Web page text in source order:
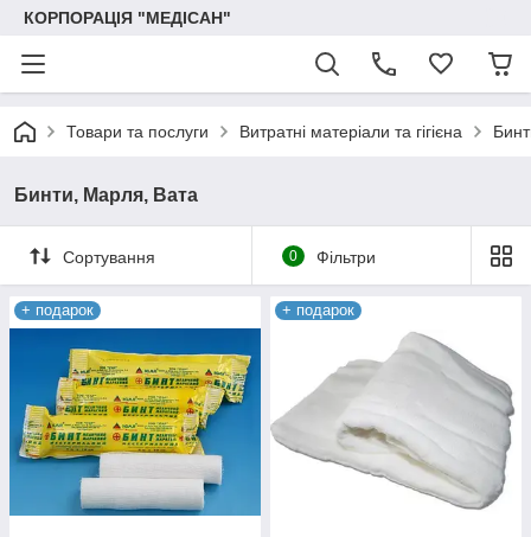
КОРПОРАЦІЯ "МЕДІСАН"
Товари та послуги Витратні матеріали та гігієна
Бинти, Марля, Вата
Сортування 0 Фільтри
+ подарок + подарок